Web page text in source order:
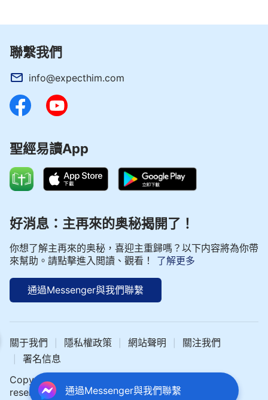
| 神話語朗誦 - 基督徒生活系列 選段452
聯繫我們
info@expecthim.com
聖經易讀App
好消息：主再來的奥秘揭開了！
你想了解主再來的奥秘，喜迎主重歸嗎？以下内容將為你帶
來幫助。請點擊進入閲讀、觀看！
了解更多
通過Messenger與我們聯繫
關于我們 隱私權政策 網站聲明 關注我們
署名信息
Copyright © 2024 中文聖經網 All rights
reserved.
通過Messenger與我們聯繫